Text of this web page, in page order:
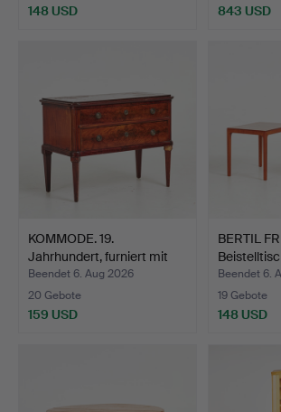
148 USD 843 USD
KOMMODE. 19.
Jahrhundert, furniert mit
u.a…
Beendet 6. Aug 2026
20 Gebote
159 USD
BERTIL
Beendet 6.
19 Gebote
148 USD